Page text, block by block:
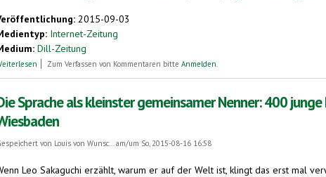
2015-09-03
Internet-Zeitung
Dill-Zeitung
über Am 26. September wird wie jedes Jahr der Europäische Tag der Sprachen
Zum Verfassen von Kommentaren bitte Anmelden.
Sprache als kleinster gemeinsamer Nenner: 400
von Louis von Wunsc...am/um So, 2015-08-16 16:58
Leo Sakaguchi erzählt, warum er auf der Welt ist, klingt das erst mal